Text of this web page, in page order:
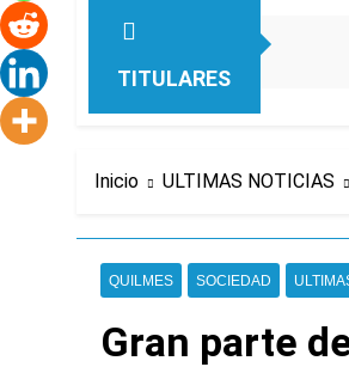
TITULARES
Inicio ULTIMAS NOTICIAS
QUILMES SOCIEDAD
Gran parte